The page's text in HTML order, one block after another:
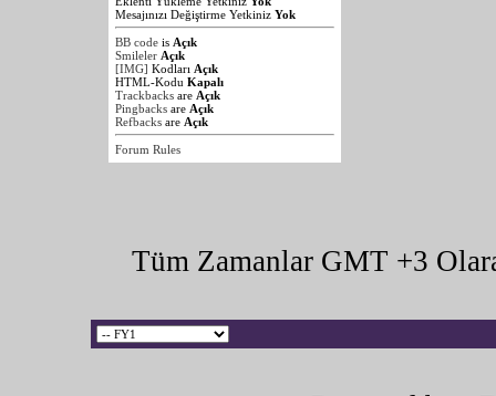
Mesajınızı Değiştirme Yetkiniz Yok
BB code is Açık
Smileler Açık
[IMG] Kodları Açık
HTML-Kodu Kapalı
Trackbacks are Açık
Pingbacks are Açık
Refbacks are Açık
Forum Rules
Tüm Zamanlar GMT +3